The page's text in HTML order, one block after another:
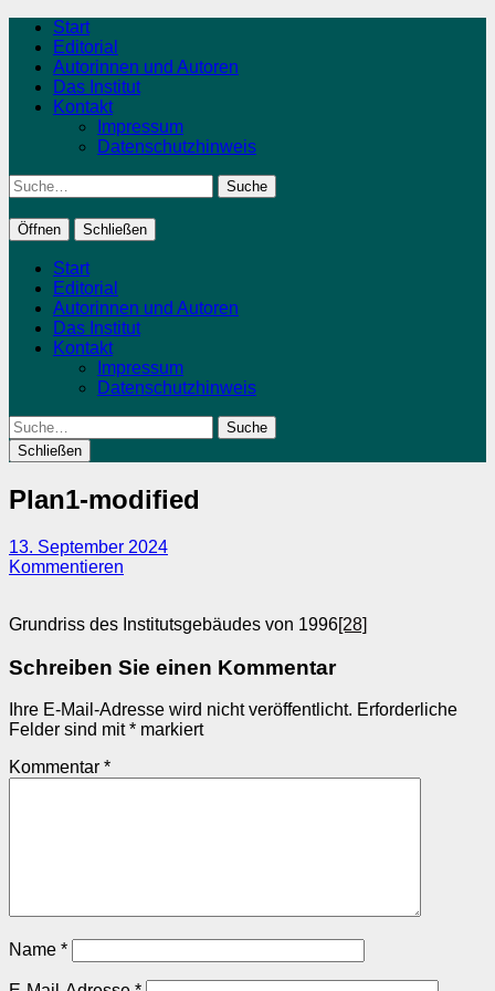
Start
Editorial
Autorinnen und Autoren
Das Institut
Kontakt
Impressum
Datenschutzhinweis
Suche
Öffnen Schließen
Start
Editorial
Autorinnen und Autoren
Das Institut
Kontakt
Impressum
Datenschutzhinweis
Suche
Schließen
Plan1-modified
13. September 2024
Kommentieren
Grundriss des Institutsgebäudes von 1996[28]
Schreiben Sie einen Kommentar
Ihre E-Mail-Adresse wird nicht veröffentlicht. Erforderliche
Felder sind mit* markiert
Kommentar *
Name *